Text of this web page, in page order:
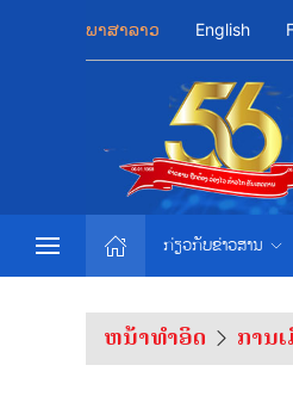
ພາສາລາວ English
ກ່ຽວກັບຂ່າວສານ
ຫນ້າທຳອິດ ການ